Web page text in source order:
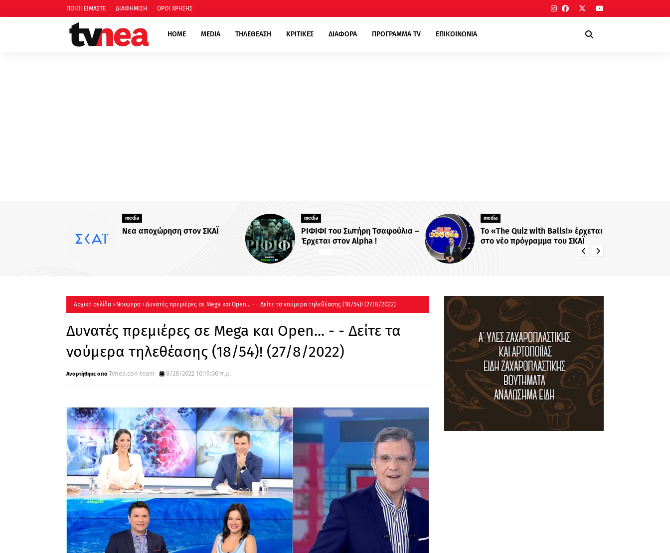
ΠΟΙΟΙ ΕΙΜΑΣΤΕ ΔΙΑΦΗΜΙΣΗ ΟΡΟΙ ΧΡΗΣΗΣ
HOME MEDIA ΤΗΛΕΘΕΑΣΗ ΚΡΙΤΙΚΕΣ ΔΙΑΦΟΡΑ ΠΡΟΓΡΑΜΜΑ TV ΕΠΙΚΟΙΝΩΝΙΑ
ΡΙΦΙΦΙ του Σωτήρη Τσαφούλια –
Έρχεται στον Alpha !
Το «The Quiz with Balls!» έρχεται
στο νέο πρόγραμμα του ΣΚΑΪ
Το «Stars System» γίνεται
καθημερινό στο Star...
Αρχική σελίδα Νουμερα Δυνατές πρεμιέρες σε Mega και Open... - - Δείτε τα νούμερα τηλεθέασης (18/54)! (27/8/2022)
Δυνατές πρεμιέρες σε Mega και Open... - - Δείτε τα
νούμερα τηλεθέασης (18/54)! (27/8/2022)
Tvnea.con team 8/28/2022 10:19:00 π.μ.